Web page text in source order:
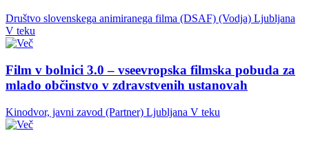
Društvo slovenskega animiranega filma (DSAF) (Vodja) Ljubljana
V teku
Film v bolnici 3.0 – vseevropska filmska pobuda za
mlado občinstvo v zdravstvenih ustanovah
Kinodvor, javni zavod (Partner) Ljubljana V teku